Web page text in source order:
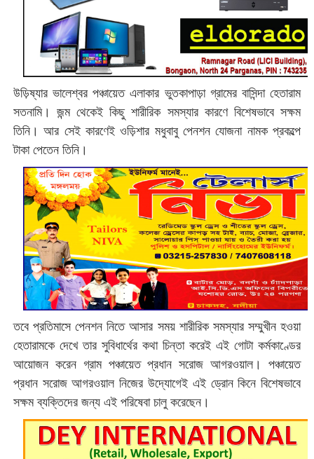
উড়িষ্যার ভালেশ্বর পঞ্চায়েত এলাকার ভুতকাপাড়া গ্রামের বাসিন্দা হেতারাম
সতনামি। জন্ম থেকেই কিছু শারীরিক সমস্যার কারণে বিশেষভাবে সক্ষম
তিনি। আর সেই কারণেই ওড়িশার মধুবাবু পেনশন যোজনা নামক প্রকল্পে
টাকা পেতেন তিনি।
তবে প্রতিমাসে পেনশন নিতে আসার সময় শারীরিক সমস্যার সম্মুখীন হওয়া
হেতারামকে দেখে তার সুবিধার্থের কথা চিন্তা করেই এই গোটা কর্মকাণ্ডের
আয়োজন করেন গ্রাম পঞ্চায়েত প্রধান সরোজ আগরওয়াল। পঞ্চায়েত
প্রধান সরোজ আগরওয়াল নিজের উদ্যোগেই এই ড্রোন কিনে বিশেষভাবে
সক্ষম ব্যক্তিদের জন্য এই পরিষেবা চালু করেছেন।